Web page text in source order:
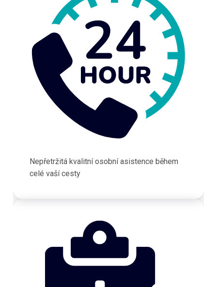
Nepřetržitá kvalitní osobní asistence během
celé vaší cesty